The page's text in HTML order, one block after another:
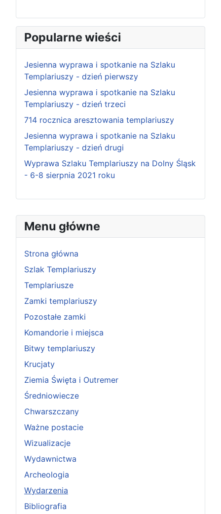
Menu główne
Strona główna
Szlak Templariuszy
Templariusze
Zamki templariuszy
Pozostałe zamki
Komandorie i miejsca
Bitwy templariuszy
Krucjaty
Ziemia Święta i Outremer
Średniowiecze
Chwarszczany
Ważne postacie
Wizualizacje
Wydawnictwa
Archeologia
Wydarzenia
Bibliografia
Popularne wieści
Jesienna wyprawa i spotkanie na Szlaku
Templariuszy - dzień pierwszy
Jesienna wyprawa i spotkanie na Szlaku
Templariuszy - dzień trzeci
714 rocznica aresztowania templariuszy
Jesienna wyprawa i spotkanie na Szlaku
Templariuszy - dzień drugi
Wyprawa Szlaku Templariuszy na Dolny Śląsk
- 6-8 sierpnia 2021 roku